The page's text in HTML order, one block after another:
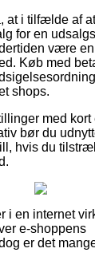
at i tilfælde af
for en
være
Køb med
shops.
med kort
bør du
hvis du
i en internet
e-shoppens
er det